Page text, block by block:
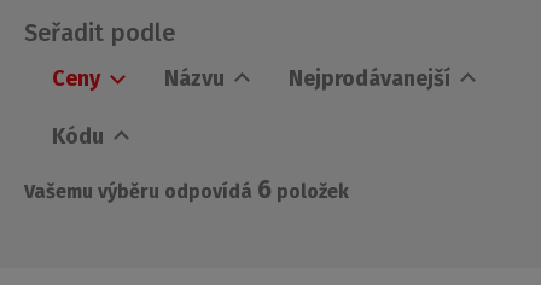
Seřadit podle
Ceny Názvu Nejprodávanejší
Kódu
Vašemu výběru odpovídá 6 položek